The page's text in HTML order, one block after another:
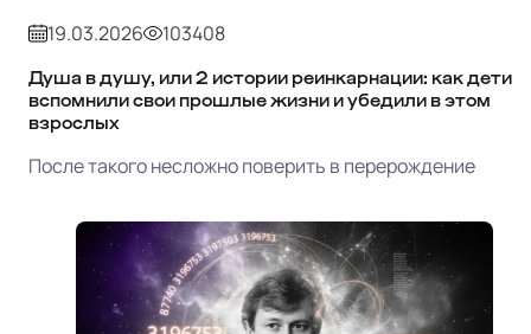
19.03.2026 103408
Душа в душу, или 2 истории реинкарнации: как дети
вспомнили свои прошлые жизни и убедили в этом
взрослых
После такого несложно поверить в перерождение